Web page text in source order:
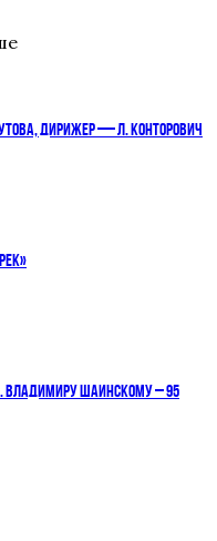
ДИРИЖЕР — Л. КОНТОРОВИЧ
ВЛАДИМИРУ ШАИНСКОМУ – 95